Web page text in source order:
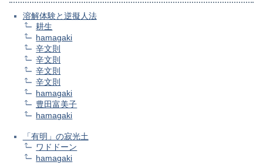
溶解体験と逆擬人法
耕生
hamagaki
辛文則
辛文則
辛文則
辛文則
hamagaki
豊田富美子
hamagaki
「有明」の寂光土
ワドドーン
hamagaki